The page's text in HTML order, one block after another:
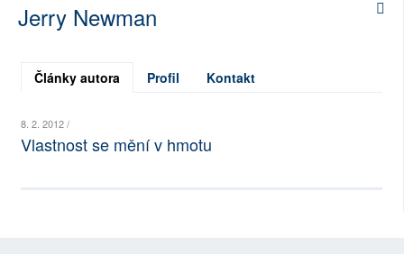
ARCHIV
ROZHOVORY
NEJČTENĚJŠÍ ZA 7 DNÍ
Jerry Newman
Články autora Profil Kontakt
8. 2. 2012 /
Vlastnost se mění v hmotu